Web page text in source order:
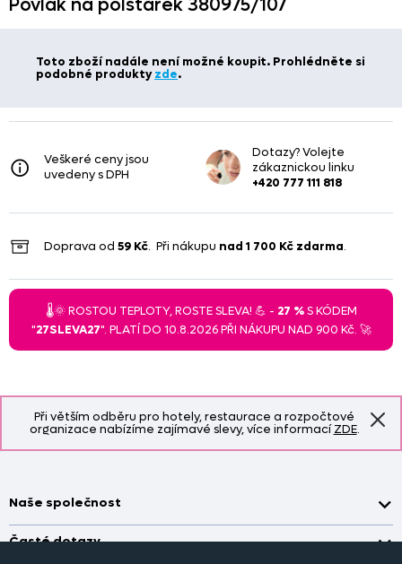
Při větším odběru pro hotely, restaurace a rozpočtové
organizace nabízíme zajímavé slevy, více informacíZDE.
Povlak na polštářek 380975/107
Toto zboží nadále není možné koupit. Prohlédněte si
podobné produktyzde.
Veškeré ceny jsou
uvedeny s DPH
Dotazy? Volejte
zákaznickou linku
+420 777 111 818
Doprava od 59 Kč. Při nákupu nad 1 700 Kč zdarma.
🌡️🌞 ROSTOU TEPLOTY, ROSTE SLEVA! 💪 - 27 %S KÓDEM
"27SLEVA27". PLATÍ DO 10.8.2026 PŘI NÁKUPU NAD 900 Kč. 🚀
Naše společnost
Doprava a platba
Časté dotazy